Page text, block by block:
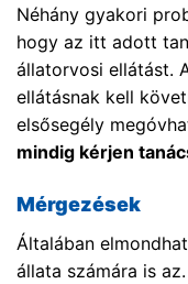
Néhány gyakori
hogy az itt adott
állatorvosi ellátást.
ellátásnak kell
elsősegély
mindig kérjen
Mérgezések
Általában
állata számára is